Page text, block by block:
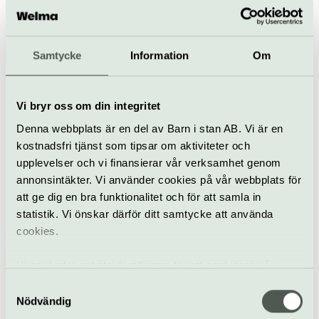
Samtycke Information Om
Vi bryr oss om din integritet
Denna webbplats är en del av Barn i stan AB. Vi är en
kostnadsfri tjänst som tipsar om aktiviteter och
upplevelser och vi finansierar vår verksamhet genom
annonsintäkter. Vi använder cookies på vår webbplats för
att ge dig en bra funktionalitet och för att samla in
statistik. Vi önskar därför ditt samtycke att använda
cookies.
Vi använder enhetsidentifierare för att analysera vår
samt tillhandahålla funktioner för sociala medier. Vi
vidarebefordrar även sådana identifierare och annan
Nödvändig
Musikteater Utomhus
Parkteatern – en del av
Kulturhuset Stadsteatern
Jam/Improvisation